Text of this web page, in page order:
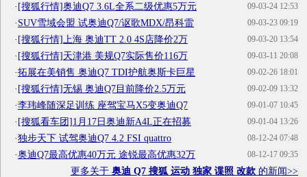
09-03-24 12:53
·[搜狐行情]奥迪Q7 3.6L全系二级优惠5万元
09-03-23 09:19
·SUV雪域会盟 试奥迪Q7/讴歌MDX/昂科雷
09-03-20 13:54
·[搜狐行情]上海 奥迪TT 2.0 4S店降价2万
09-03-11 20:08
·[搜狐行情]天津港 美规Q7实际售价116万
09-02-26 18:01
·拓展在美销售 奥迪Q7 TDI护航奥斯卡巨星
09-02-09 13:32
·[搜狐行情]无锡 奥迪Q7目前降价2.5万元
09-01-07 10:45
·李玮峰随深足训练 座驾宝马X5变奥迪Q7
09-01-04 13:26
·[搜狐看车团]1月17日奥迪新A4L正在招募
08-12-24 07:48
·独步天下 试驾奥迪Q7 4.2 FSI quattro
08-12-17 09:35
·奥迪Q7最高优惠40万元 途锐最高优惠32万
更多关于 奥迪 Q7 搜狐 运动 独家 谍照 改款 的新闻>>